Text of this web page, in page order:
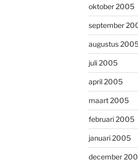
oktober 2005
september
augustus
juli 2005
april 2005
maart 2005
februari 2005
januari 2005
december